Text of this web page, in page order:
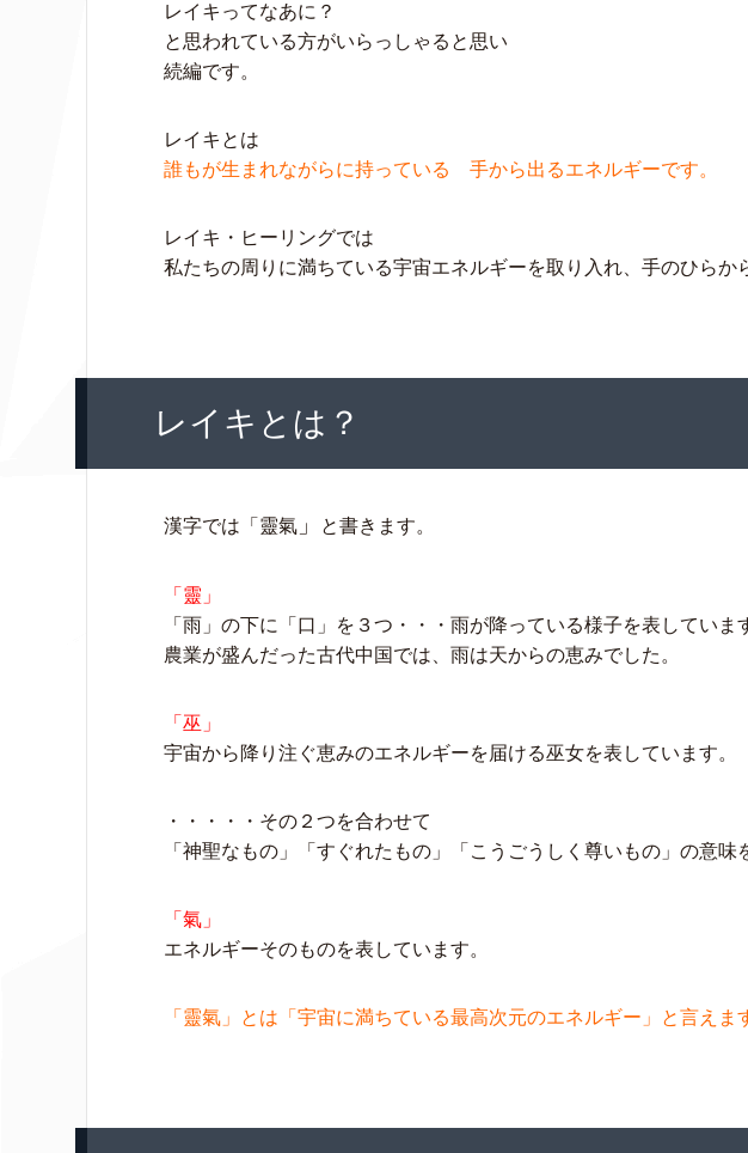
レイキってなあに？
と思われている方がいらっしゃると思い
続編です。
レイキとは
誰もが生まれながらに持っている 手から出るエネルギーです。
レイキ・ヒーリングでは
私たちの周りに満ちている宇宙エネルギーを取り入れ、手のひらか
レイキとは？
漢字では「靈氣 」 と書きます。
「靈」
「雨」の下に「口」を３つ・・・雨が降っている様子を表していま
農業が盛んだった古代中国では、雨は天からの恵みでした。
「巫」
宇宙から降り注ぐ恵みのエネルギーを届ける巫女を表しています。
・・・・・その２つを合わせて
「神聖なもの」「すぐれたもの」「こうごうしく尊いもの」の意味
「氣」
エネルギーそのものを表しています。
「靈氣」とは「宇宙に満ちている最高次元のエネルギー」と言えま